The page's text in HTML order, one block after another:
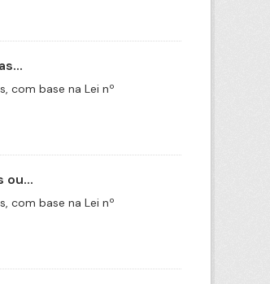
com base na Lei nº
ou...
com base na Lei nº